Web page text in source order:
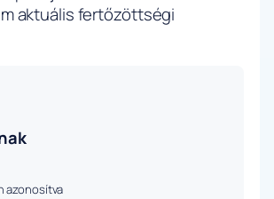
aktuális fertőzöttségi
azonosítva